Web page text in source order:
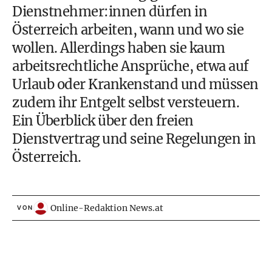
Dienstnehmer:innen dürfen in
Österreich arbeiten, wann und wo sie
wollen. Allerdings haben sie kaum
arbeitsrechtliche Ansprüche, etwa auf
UrlauboderKrankenstandund müssen
zudem ihr Entgelt selbst versteuern.
Ein Überblick über den freien
Dienstvertrag und seine Regelungen in
Österreich.
VON Online-Redaktion News.at